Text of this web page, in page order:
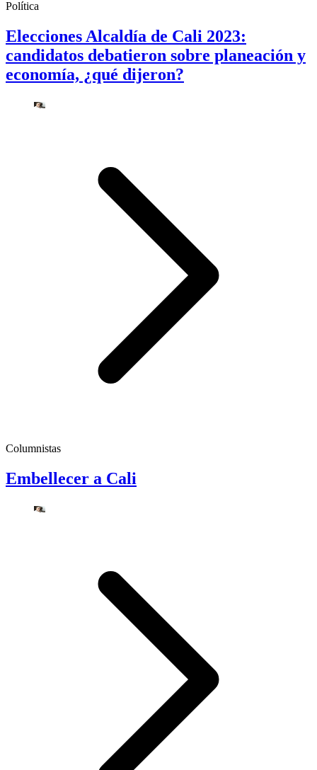
Política
Elecciones Alcaldía de Cali 2023:
candidatos debatieron sobre planeación y
economía, ¿qué dijeron?
Columnistas
Embellecer a Cali